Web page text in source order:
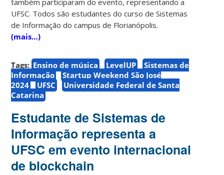
UFSC. Todos são estudantes do curso de Sistemas
de Informação do campus de Florianópolis.
(mais…)
Tags: Ensino de música LevelUP
Sistemas de
Informação
Startup Weekend São José
2024
UFSC
Universidade Federal de Santa
Catarina
Estudante de Sistemas de
Informação representa a
UFSC em evento internacional
de blockchain